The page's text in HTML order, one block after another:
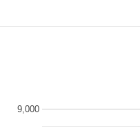
9,000